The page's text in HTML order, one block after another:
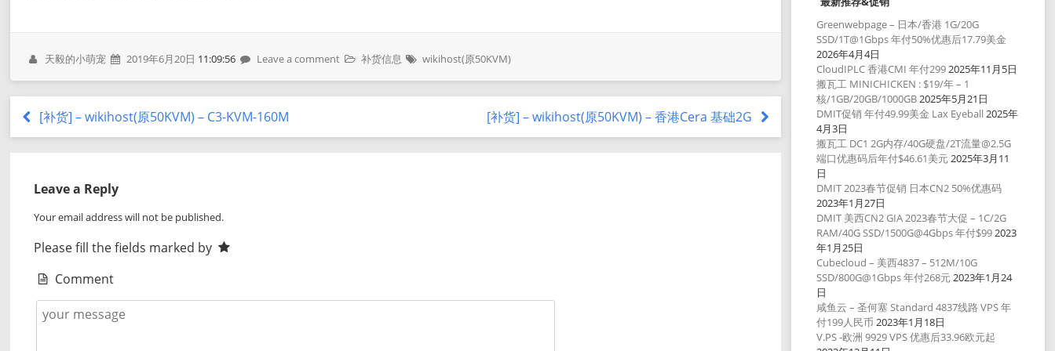
天毅的小萌宠 2019年6月20日 11:09:56 Leave a comment 补货信息 wikihost(原50KVM)
[补货] – wikihost(原50KVM) – C3-KVM-160M [补货] – wikihost(原50KVM) – 香港Cera 基础2G
Leave a Reply
Your email address will not be published.
Please fill the fields marked by
Comment
Greenwebpage – 日本/香港 1G/20G
SSD/1T@1Gbps 年付50%优惠后17.79美金
2026年4月4日
CloudIPLC 香港CMI 年付2992025年11月5日
搬瓦工 MINICHICKEN : $19/年 – 1
核/1GB/20GB/1000GB2025年5月21日
DMIT促销 年付49.99美金 Lax Eyeball 2025年
4月3日
搬瓦工 DC1 2G内存/40G硬盘/2T流量@2.5G
端口优惠码后年付$46.61美元2025年3月11
日
DMIT 2023春节促销 日本CN2 50%优惠码
2023年1月27日
DMIT 美西CN2 GIA 2023春节大促 – 1C/2G
RAM/40G SSD/1500G@4Gbps 年付$992023
年1月25日
Cubecloud – 美西4837 – 512M/10G
SSD/800G@1Gbps 年付268元2023年1月24
日
咸鱼云 – 圣何塞 Standard 4837线路 VPS 年
付199人民币 2023年1月18日
V.PS -欧洲 9929 VPS 优惠后33.96欧元起